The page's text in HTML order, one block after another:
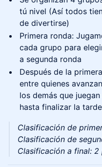
tú nivel (Así todos
de divertirse)
Primera ronda:
cada grupo para
a segunda ronda
Después de la
entre quienes
los demás que
hasta finalizar la tarde
Clasificación de
Clasificación de
Clasificación a final: 2